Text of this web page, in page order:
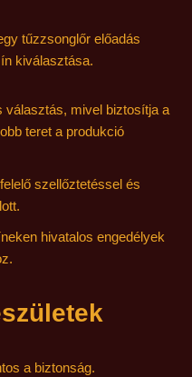
tűzzsonglőr előadás
kiválasztása.
választás, mivel biztosítja a
teret a produkció
szellőztetéssel és
hivatalos engedélyek
a biztonság.